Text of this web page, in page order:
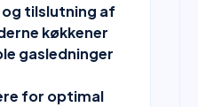
tilslutning af
køkkener
gasledninger
for optimal